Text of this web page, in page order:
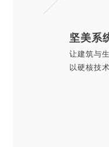
坚美系
让建筑与
以硬核技